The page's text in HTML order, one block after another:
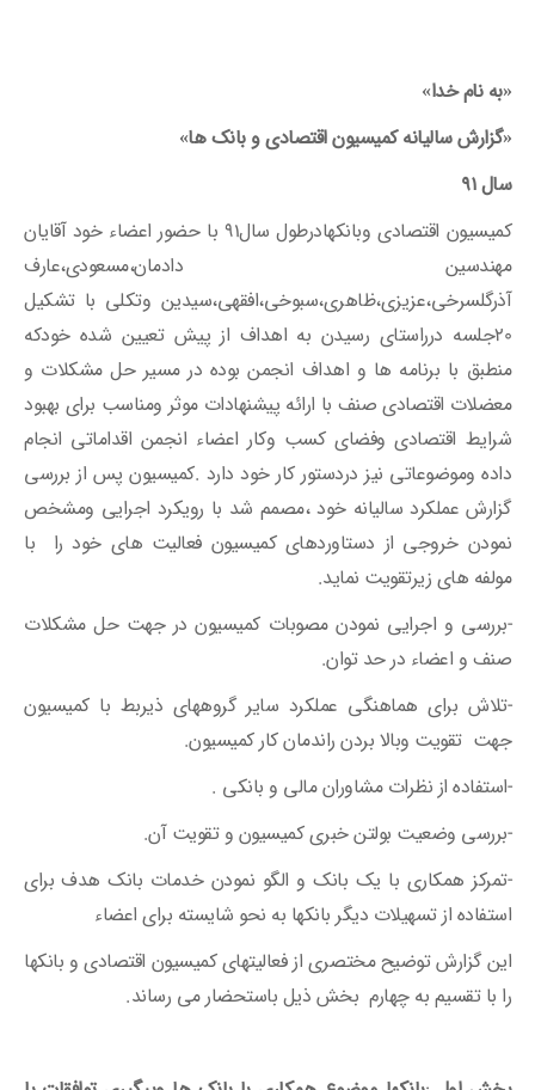
«به نام خدا»
«گزارش سالیانه کمیسیون اقتصادی و بانک ها»
سال ۹۱
کمیسیون اقتصادی وبانکهادرطول سال91 با حضور اعضاء خود آقایان
مهندسین دادمان،مسعودی،عارف
آذرگلسرخی،عزیزی،ظاهری،سبوخی،افقهی،سیدین وتکلی با تشکیل
20جلسه درراستای رسیدن به اهداف از پیش تعیین شده خودکه
منطبق با برنامه ها و اهداف انجمن بوده در مسیر حل مشکلات و
معضلات اقتصادی صنف با ارائه پیشنهادات موثر ومناسب برای بهبود
شرایط اقتصادی وفضای کسب وکار اعضاء انجمن اقداماتی انجام
داده وموضوعاتی نیز دردستور کار خود دارد .کمیسیون پس از بررسی
گزارش عملکرد سالیانه خود ،مصمم شد با رویکرد اجرایی ومشخص
نمودن خروجی از دستاوردهای کمیسیون فعالیت های خود را با
مولفه های زیرتقویت نماید.
-بررسی و اجرایی نمودن مصوبات کمیسیون در جهت حل مشکلات
صنف و اعضاء در حد توان.
-تلاش برای هماهنگی عملکرد سایر گروههای ذیربط با کمیسیون
جهت تقویت وبالا بردن راندمان کار کمیسیون.
-استفاده از نظرات مشاوران مالی و بانکی .
-بررسی وضعیت بولتن خبری کمیسیون و تقویت آن.
-تمرکز همکاری با یک بانک و الگو نمودن خدمات بانک هدف برای
استفاده از تسهیلات دیگر بانکها به نحو شایسته برای اعضاء
این گزارش توضیح مختصری از فعالیتهای کمیسیون اقتصادی و بانکها
را با تقسیم به چهارم بخش ذیل باستحضار می رساند.